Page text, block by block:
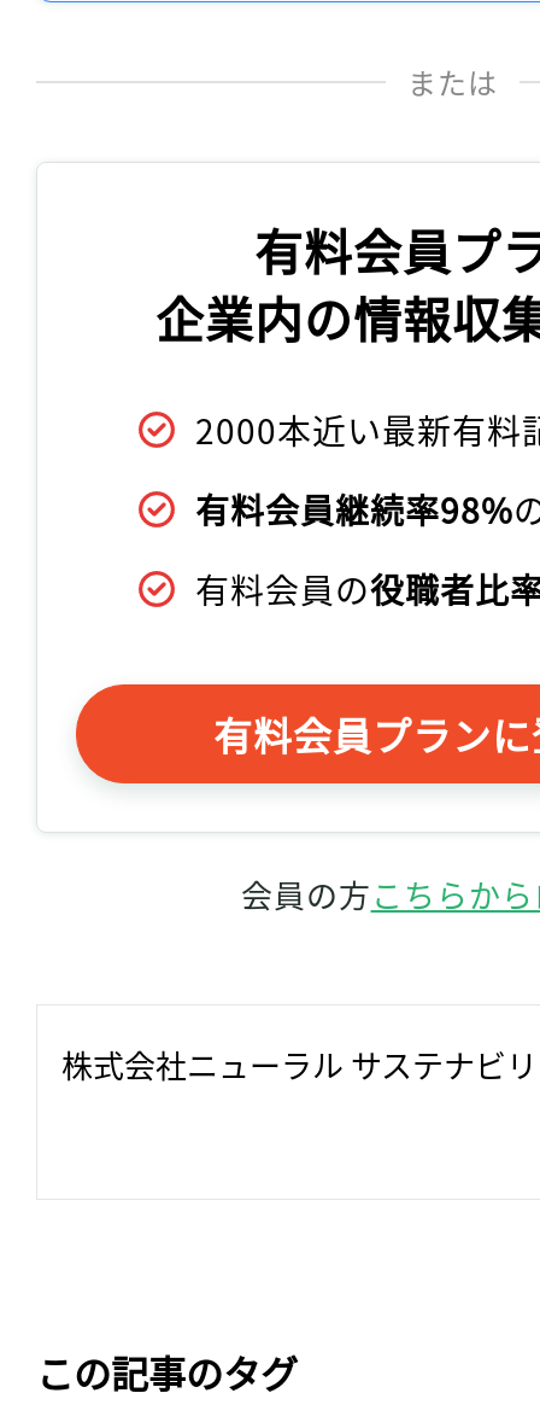
または
有料会員プ
企業内の情報収
2000本近い最新有料
有料会員継続率98%
有料会員の役職者比
有料会員プラン
会員の方こちらか
株式会社ニューラル サステナビ
この記事のタグ